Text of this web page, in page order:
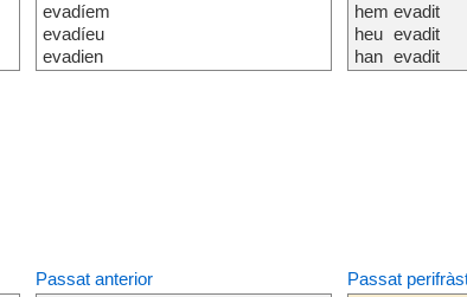
evadíem
evadíeu
evadien
hem
heu
han
evadit
evadit
evadit
Passat anterior
Passat